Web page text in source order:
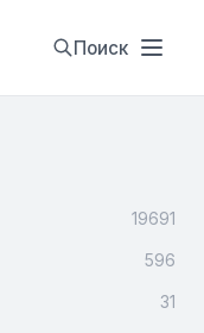
Поиск
19691
596
31